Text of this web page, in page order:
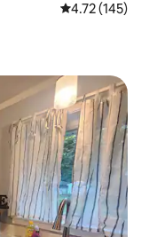
レビュー145
4.72 (145)